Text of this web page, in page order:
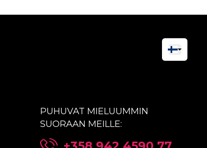
PUHUVAT MIELUUMMIN
SUORAAN MEILLE: